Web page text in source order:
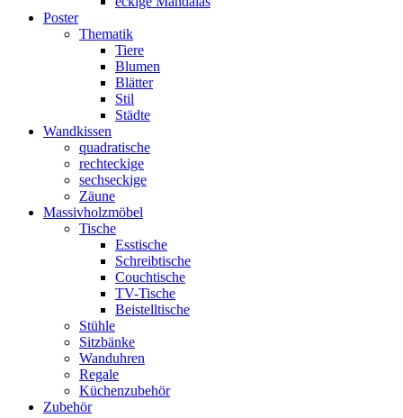
Poster
Thematik
Tiere
Blumen
Blätter
Stil
Städte
Wandkissen
quadratische
rechteckige
sechseckige
Zäune
Massivholzmöbel
Tische
Esstische
Schreibtische
Couchtische
TV-Tische
Beistelltische
Stühle
Sitzbänke
Wanduhren
Regale
Küchenzubehör
Zubehör